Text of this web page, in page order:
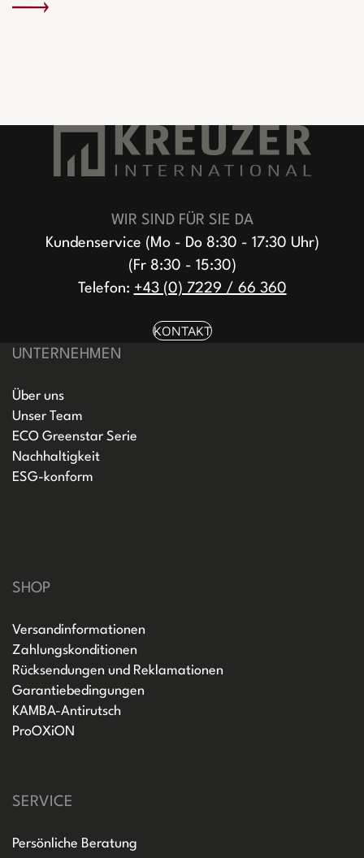
WIR SIND FÜR SIE DA
Kundenservice (Mo - Do 8:30 - 17:30 Uhr)
(Fr 8:30 - 15:30)
Telefon: +43 (0) 7229 / 66 360
KONTAKT
UNTERNEHMEN
Über uns
Unser Team
ECO Greenstar Serie
Nachhaltigkeit
ESG-konform
SHOP
Versandinformationen
Zahlungskonditionen
Rücksendungen und Reklamationen
Garantiebedingungen
KAMBA-Antirutsch
ProOXiON
SERVICE
Persönliche Beratung